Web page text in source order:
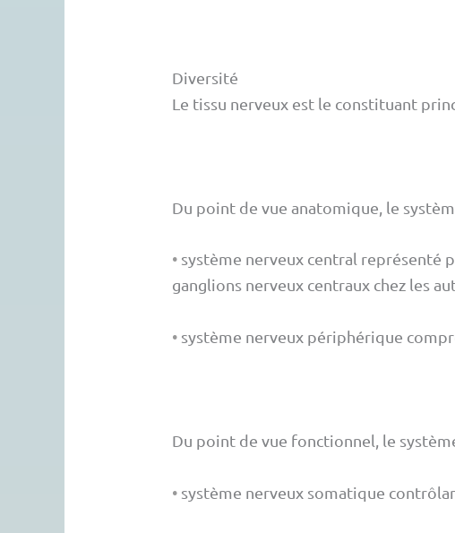
Diversité
Le tissu nerveux est le constituant
Du point de vue anatomique, le
• système nerveux central représenté
ganglions nerveux centraux chez les
• système nerveux périphérique
Du point de vue fonctionnel, le
• système nerveux somatique